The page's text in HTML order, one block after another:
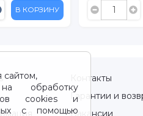
В КОРЗИНУ
сайтом,
обработку
cookies и
с помощью
Контакты
Гарантии и
Вакансии